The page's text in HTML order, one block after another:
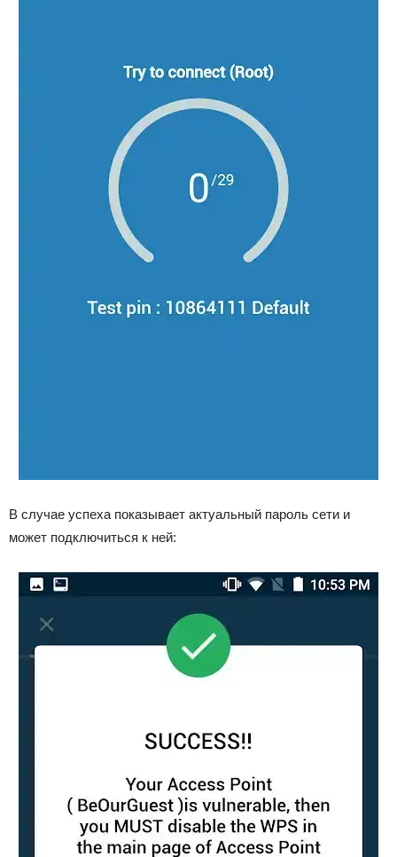
В случае успеха показывает актуальный пароль сети и
может подключиться к ней: